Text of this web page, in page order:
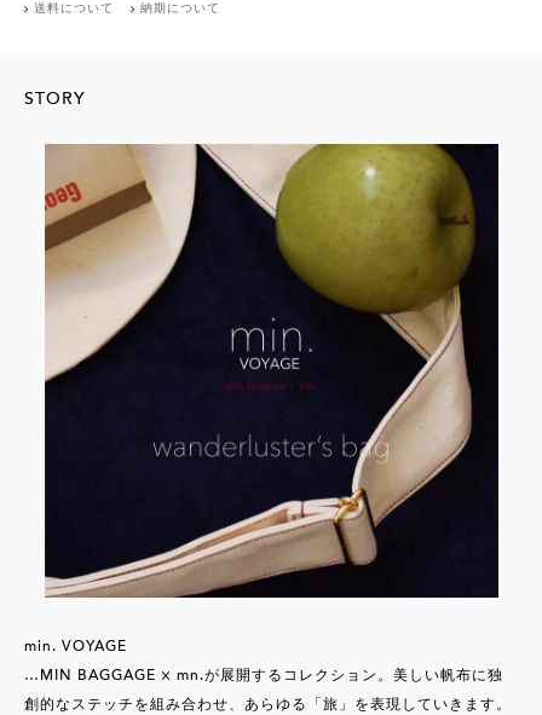
送料について 納期について
STORY
min. VOYAGE
…MIN BAGGAGE × mn.が展開するコレクション。美しい帆布に独
創的なステッチを組み合わせ、あらゆる「旅」を表現していきます。